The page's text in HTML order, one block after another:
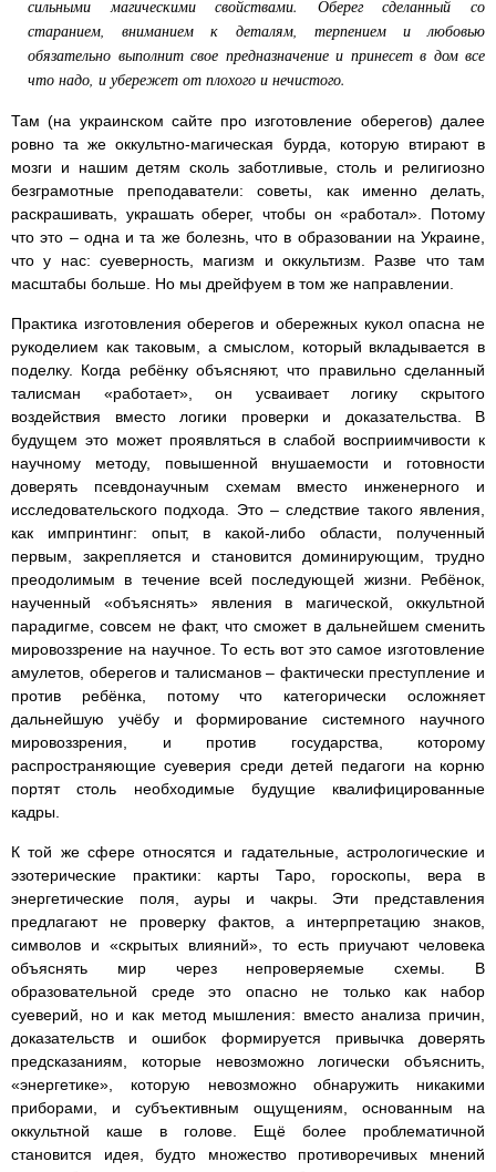
сильными магическими свойствами. Оберег сделанный со
старанием, вниманием к деталям, терпением и любовью
обязательно выполнит свое предназначение и принесет в дом все
что надо, и убережет от плохого и нечистого.
Там (на украинском сайте про изготовление оберегов) далее
ровно та же оккультно-магическая бурда, которую втирают в
мозги и нашим детям сколь заботливые, столь и религиозно
безграмотные преподаватели: советы, как именно делать,
раскрашивать, украшать оберег, чтобы он «работал». Потому
что это – одна и та же болезнь, что в образовании на Украине,
что у нас: суеверность, магизм и оккультизм. Разве что там
масштабы больше. Но мы дрейфуем в том же направлении.
Практика изготовления оберегов и обережных кукол опасна не
рукоделием как таковым, а смыслом, который вкладывается в
поделку. Когда ребёнку объясняют, что правильно сделанный
талисман «работает», он усваивает логику скрытого
воздействия вместо логики проверки и доказательства. В
будущем это может проявляться в слабой восприимчивости к
научному методу, повышенной внушаемости и готовности
доверять псевдонаучным схемам вместо инженерного и
исследовательского подхода. Это – следствие такого явления,
как импринтинг: опыт, в какой-либо области, полученный
первым, закрепляется и становится доминирующим, трудно
преодолимым в течение всей последующей жизни. Ребёнок,
наученный «объяснять» явления в магической, оккультной
парадигме, совсем не факт, что сможет в дальнейшем сменить
мировоззрение на научное. То есть вот это самое изготовление
амулетов, оберегов и талисманов – фактически преступление и
против ребёнка, потому что категорически осложняет
дальнейшую учёбу и формирование системного научного
мировоззрения, и против государства, которому
распространяющие суеверия среди детей педагоги на корню
портят столь необходимые будущие квалифицированные
кадры.
К той же сфере относятся и гадательные, астрологические и
эзотерические практики: карты Таро, гороскопы, вера в
энергетические поля, ауры и чакры. Эти представления
предлагают не проверку фактов, а интерпретацию знаков,
символов и «скрытых влияний», то есть приучают человека
объяснять мир через непроверяемые схемы. В
образовательной среде это опасно не только как набор
суеверий, но и как метод мышления: вместо анализа причин,
доказательств и ошибок формируется привычка доверять
предсказаниям, которые невозможно логически объяснить,
«энергетике», которую невозможно обнаружить никакими
приборами, и субъективным ощущениям, основанным на
оккультной каше в голове. Ещё более проблематичной
становится идея, будто множество противоречивых мнений